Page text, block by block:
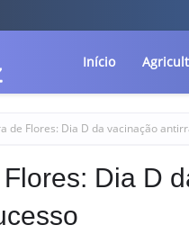
Início
de Flores: Dia D da vacinação
Dia D